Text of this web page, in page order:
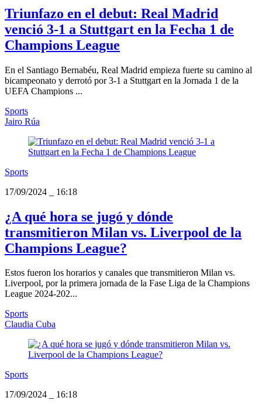
Triunfazo en el debut: Real Madrid
venció 3-1 a Stuttgart en la Fecha 1 de
Champions League
En el Santiago Bernabéu, Real Madrid empieza fuerte su camino al
bicampeonato y derrotó por 3-1 a Stuttgart en la Jornada 1 de la
UEFA Champions ...
Sports
Jairo Rúa
Sports
17/09/2024
16:18
¿A qué hora se jugó y dónde
transmitieron Milan vs. Liverpool de la
Champions League?
Estos fueron los horarios y canales que transmitieron Milan vs.
Liverpool, por la primera jornada de la Fase Liga de la Champions
League 2024-202...
Sports
Claudia Cuba
Sports
17/09/2024
16:18